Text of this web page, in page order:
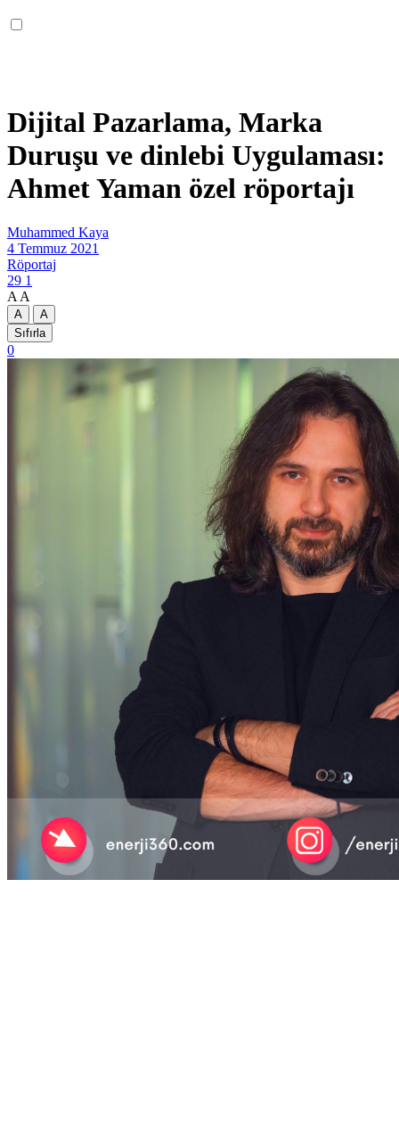
Dijital Pazarlama, Marka
Duruşu ve dinlebi Uygulaması:
Ahmet Yaman özel röportajı
Muhammed Kaya
4 Temmuz 2021
Röportaj
29 1
A A
A
A
Sıfırla
0